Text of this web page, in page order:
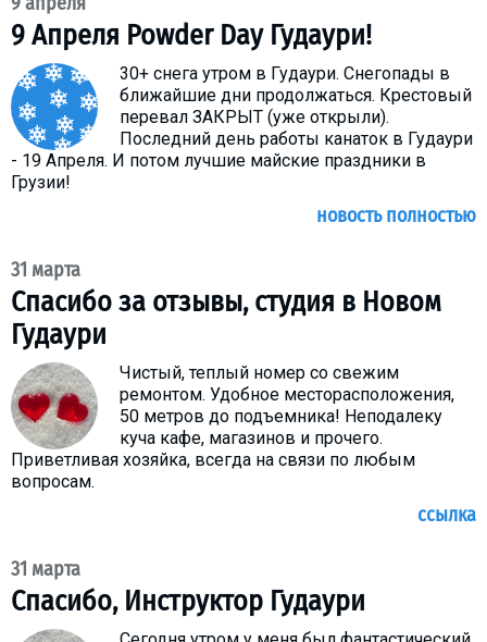
9 Апреля Powder Day Гудаури!
30+ снега утром в Гудаури. Снегопады в
ближайшие дни продолжаться. Крестовый
перевал ЗАКРЫТ (уже открыли).
Последний день работы канаток в Гудаури
- 19 Апреля. И потом лучшие майские праздники в
Грузии!
новость полностью
31 марта
Спасибо за отзывы, студия в Новом
Гудаури
Чистый, теплый номер со свежим
ремонтом. Удобное месторасположения,
50 метров до подъемника! Неподалеку
куча кафе, магазинов и прочего.
Приветливая хозяйка, всегда на связи по любым
вопросам.
ссылка
31 марта
Спасибо, Инструктор Гудаури